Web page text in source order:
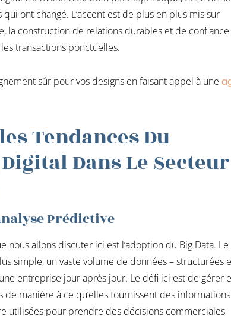
ont changé. L’accent est de plus en plus mis sur
la construction de relations durables et de confiance
transactions ponctuelles.
sûr pour vos designs en faisant appel à une
Tendances Du
Dans Le Secteur
Prédictive
nous allons discuter ici est l’adoption du Big Data. Le
simple, un vaste volume de données – structurées
entreprise jour après jour. Le défi ici est de gérer
de manière à ce qu’elles fournissent des informations
utilisées pour prendre des décisions commerciales